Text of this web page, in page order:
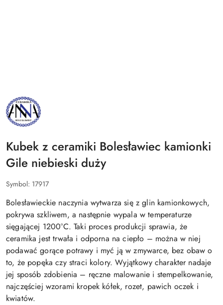
NAZWA
PRODUCENTA:
BOLESŁAWIEC
ANNA
Kubek z ceramiki Bolesławiec kamionki
Gile niebieski duży
Symbol: 17917
Bolesławieckie naczynia wytwarza się z glin kamionkowych,
pokrywa szkliwem, a następnie wypala w temperaturze
sięgającej 1200°C. Taki proces produkcji sprawia, że
ceramika jest trwała i odporna na ciepło – można w niej
podawać gorące potrawy i myć ją w zmywarce, bez obaw o
to, że popęka czy straci kolory. Wyjątkowy charakter nadaje
jej sposób zdobienia – ręczne malowanie i stempelkowanie,
najczęściej wzorami kropek kółek, rozet, pawich oczek i
kwiatów.